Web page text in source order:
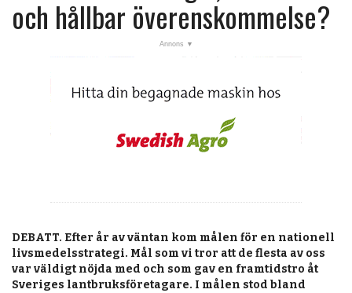
Veckans nyheter
TJÄNSTER
JOBB
ANNONSERA
och hållbar överenskommelse?
DEBATT. Efter år av väntan kom målen för en nationell
livsmedelsstrategi. Mål som vi tror att de flesta av oss
var väldigt nöjda med och som gav en framtidstro åt
Sveriges lantbruksföretagare. I målen stod bland